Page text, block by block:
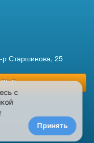
р Старшинова, 25
с
Принять